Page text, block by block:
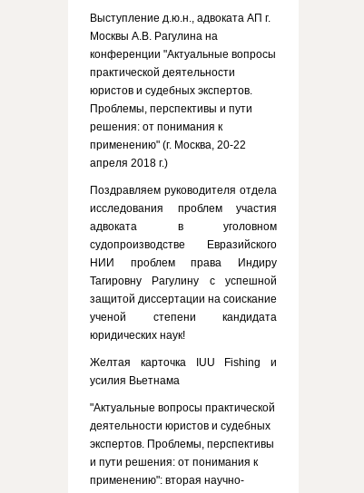
Выступление д.ю.н., адвоката АП г.
Москвы А.В. Рагулина на
конференции "Актуальные вопросы
практической деятельности
юристов и судебных экспертов.
Проблемы, перспективы и пути
решения: от понимания к
применению" (г. Москва, 20-22
апреля 2018 г.)
Поздравляем руководителя отдела
исследования проблем участия
адвоката в уголовном
судопроизводстве Евразийского
НИИ проблем права Индиру
Тагировну Рагулину с успешной
защитой диссертации на соискание
ученой степени кандидата
юридических наук!
Желтая карточка IUU Fishing и
усилия Вьетнама
"Актуальные вопросы практической
деятельности юристов и судебных
экспертов. Проблемы, перспективы
и пути решения: от понимания к
применению": вторая научно-